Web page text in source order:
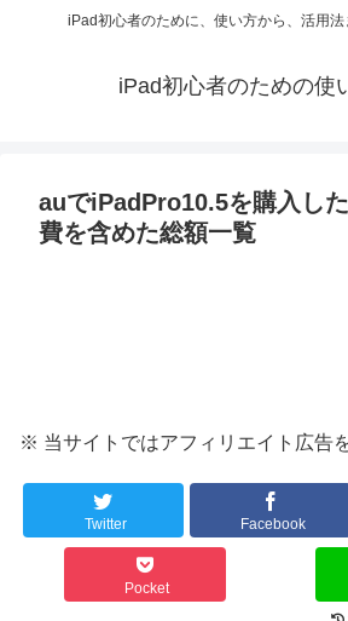
iPad初心者のために、使い方から、活用
iPad初心者のための使
auでiPadPro10.5を購入し
費を含めた総額一覧
※ 当サイトではアフィリエイト広告
Twitter Facebook
Pocket